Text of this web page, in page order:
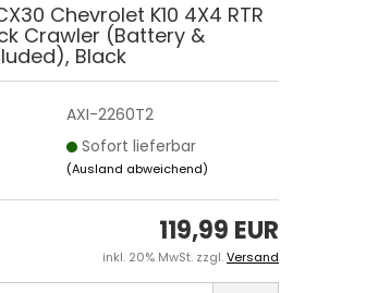
Chevrolet K10 4X4 RTR
Crawler (Battery &
Black
AXI-2260T2
Sofort lieferbar
(Ausland abweichend)
119,99 EUR
inkl. 20% MwSt. zzgl.Versand